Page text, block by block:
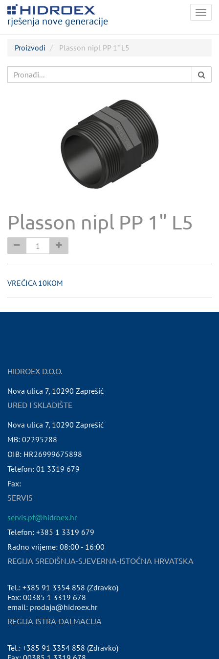
rješenja nove generacije
Proizvodi Plasson nipl PP 1" L5
Plasson nipl PP 1" L5
VREĆICA 10KOM
HIDROEX D.O.O.
Nova ulica 7, 10290 Zaprešić
URED I SKLADIŠTE
Nova ulica 7, 10290 Zaprešić
MB: 02295288
OIB: HR26999675898
Telefon: 01 3319 679
Fax:
SERVIS
servis.pf@hidroex.hr
Telefon: +385 1 3319 679
Radno vrijeme: 08:00 - 16:00
REGIJA SREDIŠNJA-SJEVERNA-ISTOČNA HRVATSKA
Tel.: +385 91 3354 858 (Zdravko)
Fax: 00385 1 3319 678
email: prodaja@hidroex.hr
REGIJA ISTRA-DALMACIJA
Tel.: +385 91 3354 858 (Zdravko)